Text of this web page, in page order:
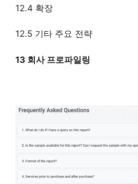
12.4 확장
12.5 기타 주요 전략
13 회사 프로파일링